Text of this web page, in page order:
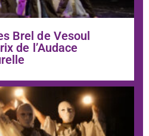
Brel de Vesoul
de l’Audace